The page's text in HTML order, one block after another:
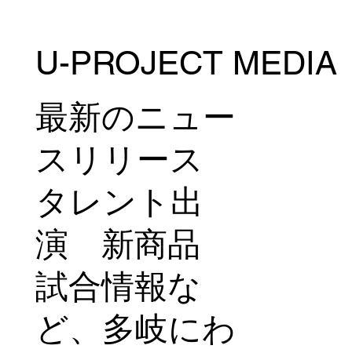
U-PROJECT MEDIA
最新のニュー
スリリース
タレント出
演 新商品
試合情報な
ど、多岐にわ